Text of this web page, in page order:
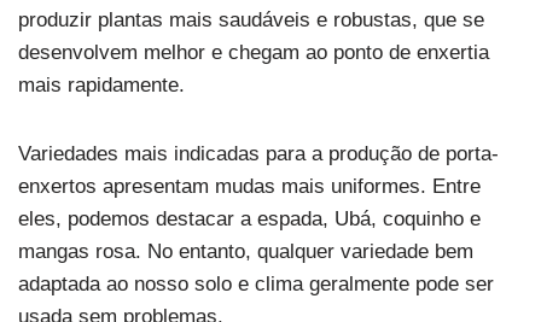
produzir plantas mais saudáveis ​​e robustas, que se
desenvolvem melhor e chegam ao ponto de enxertia
mais rapidamente.
Variedades mais indicadas para a produção de porta-
enxertos apresentam mudas mais uniformes. Entre
eles, podemos destacar a espada, Ubá, coquinho e
mangas rosa. No entanto, qualquer variedade bem
adaptada ao nosso solo e clima geralmente pode ser
usada sem problemas.